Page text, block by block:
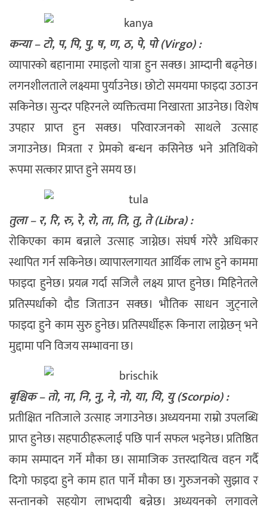
कन्या – टो, प, पि, पु, ष, ण, ठ, पे, पो (Virgo) :
व्यापारको बहानामा रमाइलो यात्रा हुन सक्छ। आम्दानी बढ्नेछ।
लगनशीलताले लक्ष्यमा पुर्याउनेछ। छोटो समयमा फाइदा उठाउन
सकिनेछ। सुन्दर पहिरनले व्यक्तित्वमा निखारता आउनेछ। विशेष
उपहार प्राप्त हुन सक्छ। परिवारजनको साथले उत्साह
जगाउनेछ। मित्रता र प्रेमको बन्धन कसिनेछ भने अतिथिको
रूपमा सत्कार प्राप्त हुने समय छ।
तुला – र, रि, रु, रे, रो, ता, ति, तु, ते (Libra) :
रोकिएका काम बन्नाले उत्साह जाग्नेछ। संघर्ष गरेरै अधिकार
स्थापित गर्न सकिनेछ। व्यापारलगायत आर्थिक लाभ हुने काममा
फाइदा हुनेछ। प्रयत्न गर्दा सजिलै लक्ष्य प्राप्त हुनेछ। मिहिनेतले
प्रतिस्पर्धाको दौड जिताउन सक्छ। भौतिक साधन जुट्नाले
फाइदा हुने काम सुरु हुनेछ। प्रतिस्पर्धीहरू किनारा लाग्नेछन् भने
मुद्दामा पनि विजय सम्भावना छ।
बृश्चिक – तो, ना, नि, नु, ने, नो, या, यि, यु (Scorpio) :
प्रतीक्षित नतिजाले उत्साह जगाउनेछ। अध्ययनमा राम्रो उपलब्धि
प्राप्त हुनेछ। सहपाठीहरूलाई पछि पार्न सफल भइनेछ। प्रतिष्ठित
काम सम्पादन गर्ने मौका छ। सामाजिक उत्तरदायित्व वहन गर्दै
दिगो फाइदा हुने काम हात पार्ने मौका छ। गुरुजनको सुझाव र
सन्तानको सहयोग लाभदायी बन्नेछ। अध्ययनको लगावले